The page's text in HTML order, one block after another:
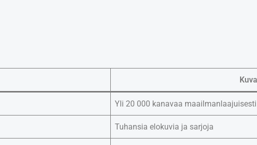
Yli 20 000 kanavaa maailmanlaajuisesti
Tuhansia elokuvia ja sarjoja